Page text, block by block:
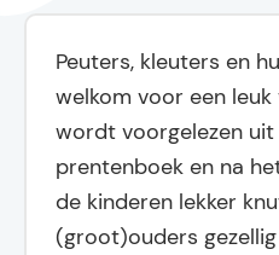
Peuters, kleuters en
welkom voor een
wordt voorgelezen
prentenboek en na
de kinderen lekker
(groot)ouders